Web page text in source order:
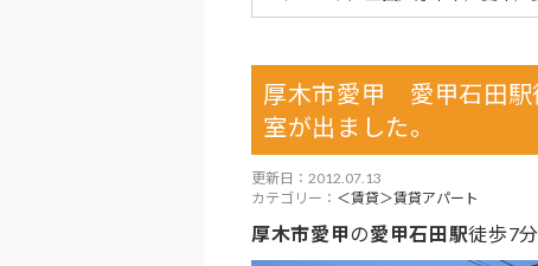
厚木市愛甲 愛甲石田駅
室が出ました。
更新日：2012.07.13
カテゴリー： ＜賃貸＞賃貸アパート
厚木市愛甲の愛甲石田駅徒歩7